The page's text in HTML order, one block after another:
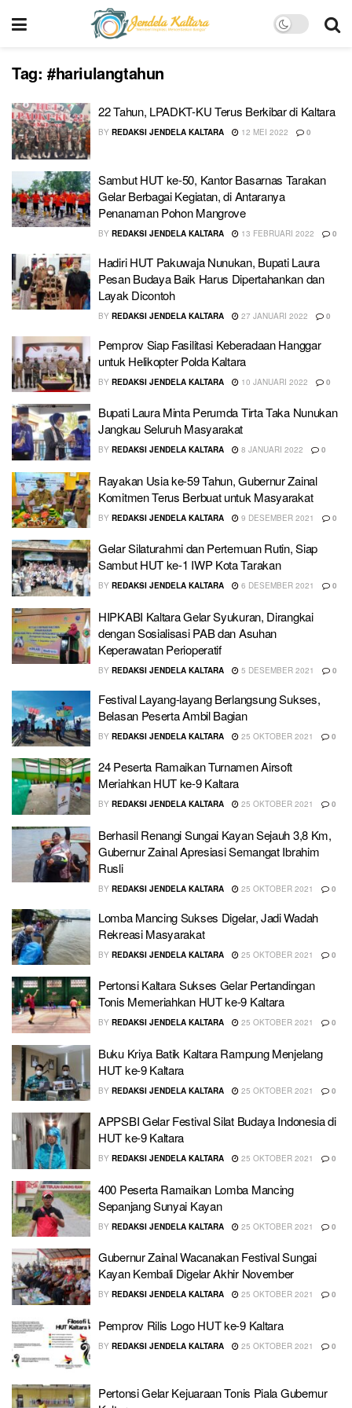
Tag: #hariulangtahun
22 Tahun, LPADKT-KU Terus Berkibar di Kaltara
BY REDAKSI JENDELA KALTARA 12 MEI 2022 0
Sambut HUT ke-50, Kantor Basarnas Tarakan
Gelar Berbagai Kegiatan, di Antaranya
Penanaman Pohon Mangrove
BY REDAKSI JENDELA KALTARA 13 FEBRUARI 2022 0
Hadiri HUT Pakuwaja Nunukan, Bupati Laura
Pesan Budaya Baik Harus Dipertahankan dan
Layak Dicontoh
BY REDAKSI JENDELA KALTARA 27 JANUARI 2022 0
Pemprov Siap Fasilitasi Keberadaan Hanggar
untuk Helikopter Polda Kaltara
BY REDAKSI JENDELA KALTARA 10 JANUARI 2022 0
Bupati Laura Minta Perumda Tirta Taka Nunukan
Jangkau Seluruh Masyarakat
BY REDAKSI JENDELA KALTARA 8 JANUARI 2022 0
Rayakan Usia ke-59 Tahun, Gubernur Zainal
Komitmen Terus Berbuat untuk Masyarakat
BY REDAKSI JENDELA KALTARA 9 DESEMBER 2021 0
Gelar Silaturahmi dan Pertemuan Rutin, Siap
Sambut HUT ke-1 IWP Kota Tarakan
BY REDAKSI JENDELA KALTARA 6 DESEMBER 2021 0
HIPKABI Kaltara Gelar Syukuran, Dirangkai
dengan Sosialisasi PAB dan Asuhan
Keperawatan Perioperatif
BY REDAKSI JENDELA KALTARA 5 DESEMBER 2021 0
Festival Layang-layang Berlangsung Sukses,
Belasan Peserta Ambil Bagian
BY REDAKSI JENDELA KALTARA 25 OKTOBER 2021 0
24 Peserta Ramaikan Turnamen Airsoft
Meriahkan HUT ke-9 Kaltara
BY REDAKSI JENDELA KALTARA 25 OKTOBER 2021 0
Berhasil Renangi Sungai Kayan Sejauh 3,8 Km,
Gubernur Zainal Apresiasi Semangat Ibrahim
Rusli
BY REDAKSI JENDELA KALTARA 25 OKTOBER 2021 0
Lomba Mancing Sukses Digelar, Jadi Wadah
Rekreasi Masyarakat
BY REDAKSI JENDELA KALTARA 25 OKTOBER 2021 0
Pertonsi Kaltara Sukses Gelar Pertandingan
Tonis Memeriahkan HUT ke-9 Kaltara
BY REDAKSI JENDELA KALTARA 25 OKTOBER 2021 0
Buku Kriya Batik Kaltara Rampung Menjelang
HUT ke-9 Kaltara
BY REDAKSI JENDELA KALTARA 25 OKTOBER 2021 0
APPSBI Gelar Festival Silat Budaya Indonesia di
HUT ke-9 Kaltara
BY REDAKSI JENDELA KALTARA 25 OKTOBER 2021 0
400 Peserta Ramaikan Lomba Mancing
Sepanjang Sunyai Kayan
BY REDAKSI JENDELA KALTARA 25 OKTOBER 2021 0
Gubernur Zainal Wacanakan Festival Sungai
Kayan Kembali Digelar Akhir November
BY REDAKSI JENDELA KALTARA 25 OKTOBER 2021 0
Pemprov Rilis Logo HUT ke-9 Kaltara
BY REDAKSI JENDELA KALTARA 25 OKTOBER 2021 0
Pertonsi Gelar Kejuaraan Tonis Piala Gubernur